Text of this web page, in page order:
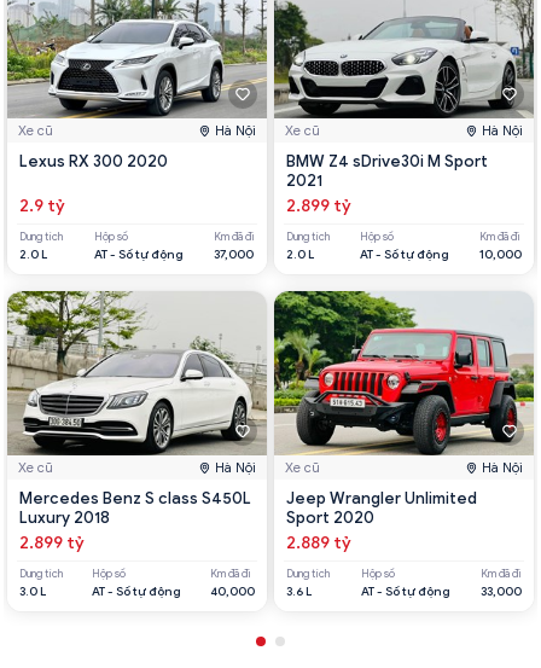
Xe cũ Hà Nội
Lexus RX 300 2020
2.9 tỷ
Dung tích
2.0 L
Hộp số
AT - Số tự động
Km đã đi
37,000
Xe cũ Hà Nội
Mercedes Benz S class S450L
Luxury 2018
2.899 tỷ
Dung tích
3.0 L
Hộp số
AT - Số tự động
Km đã đi
40,000
Xe cũ Hà Nội
BMW Z4 sDrive30i M Sport
2021
2.899 tỷ
Dung tích
2.0 L
Hộp số
AT - Số tự động
Km đã đi
10,000
Xe cũ Hà Nội
Jeep Wrangler Unlimited
Sport 2020
2.889 tỷ
Dung tích
3.6 L
Hộp số
AT - Số tự động
Km đã đi
33,000